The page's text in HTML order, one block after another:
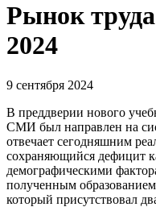
Рынок
2024
9 сентября 2024
В преддверии нового
СМИ был направлен на
отвечает сегодняшним
сохраняющийся дефицит
демографическими
полученным
который присутствовал